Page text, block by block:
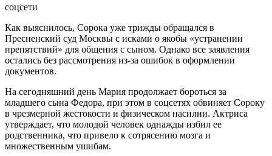
соцсети
Как выяснилось, Сорока уже трижды обращался в
Пресненский суд Москвы с исками о якобы «устранении
препятствий» для общения с сыном. Однако все заявления
остались без рассмотрения из-за ошибок в оформлении
документов.
На сегодняшний день Мария продолжает бороться за
младшего сына Федора, при этом в соцсетях обвиняет Сороку
в чрезмерной жестокости и физическом насилии. Актриса
утверждает, что молодой человек однажды избил ее
родственника, что привело к сотрясению мозга и
множественным ушибам.